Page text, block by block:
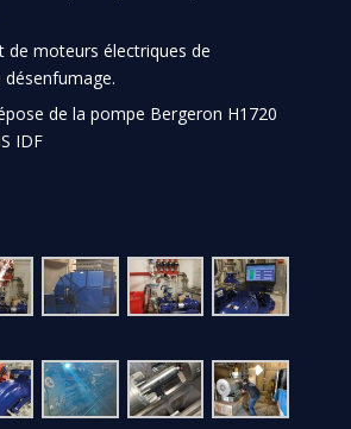
de moteurs électriques de
de la pompe Bergeron H1720
IDF